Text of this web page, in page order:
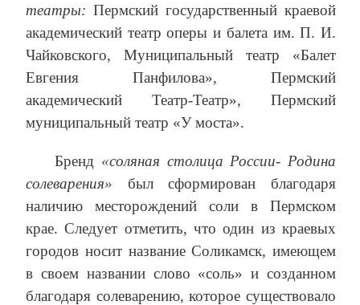
театры: Пермский государственный краевой
академический театр оперы и балета им. П. И.
Чайковского, Муниципальный театр «Балет
Евгения Панфилова», Пермский
академический Театр-Театр», Пермский
муниципальный театр «У моста».
Бренд «соляная столица России- Родина
солеварения» был сформирован благодаря
наличию месторождений соли в Пермском
крае. Следует отметить, что один из краевых
городов носит название Соликамск, имеющем
в своем названии слово «соль» и созданном
благодаря солеварению, которое существовало